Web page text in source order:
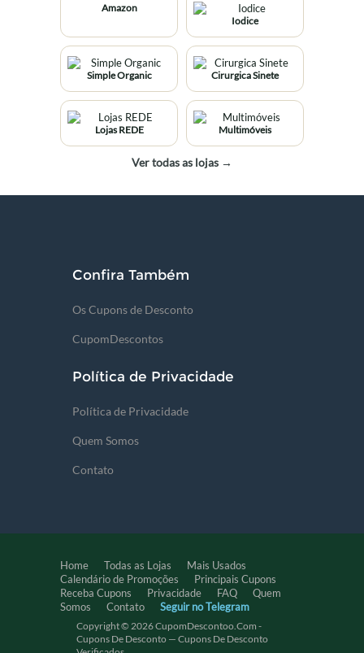
Amazon
Iodice
Simple Organic Cirurgica Sinete
Lojas REDE Multimóveis
Ver todas as lojas →
Confira Também
Os Cupons de Desconto
CupomDescontos
Política de Privacidade
Política de Privacidade
Quem Somos
Contato
Home Todas as Lojas
Mais Usados
Calendário de Promoções
Principais Cupons
Receba Cupons
Privacidade FAQ
Quem
Somos
Contato Seguir no Telegram
Copyright © 2026 CupomDescontoo.com -
Cupons De Desconto — Cupons De Desconto